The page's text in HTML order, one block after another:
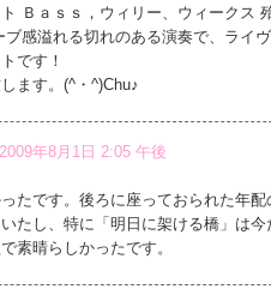
Ｂａｓｓ，ウィリー、ウィークス
感溢れる切れのある演奏で、ライ
です！
ます。(^・^)Chu♪
2009年8月1日 2:05 午後
たです。後ろに座っておられた年
たし、特に「明日に架ける橋」は
素晴らしかったです。